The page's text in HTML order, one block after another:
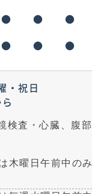
● ● ●
● ● ●
・祝日
検査・心臓、腹
木曜日午前中の